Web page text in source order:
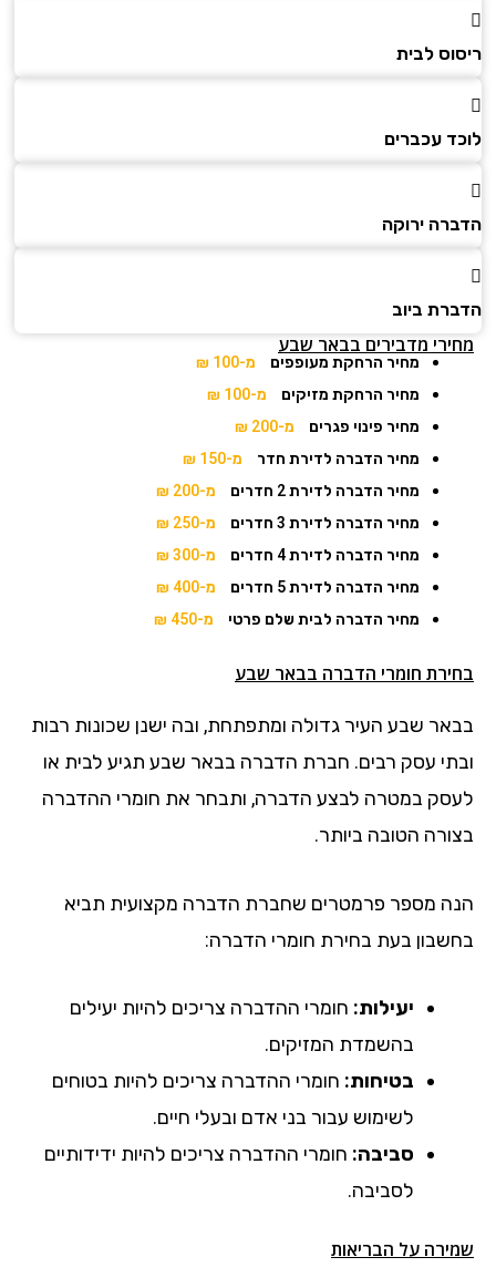
ריסוס לבית
לוכד עכברים
הדברה ירוקה
הדברת ביוב
מחירי מדבירים בבאר שבע
מחיר הרחקת מעופפים
מ-100 ₪
מחיר הרחקת מזיקים
מ-100 ₪
מחיר פינוי פגרים
מ-200 ₪
מחיר הדברה לדירת חדר
מ-150 ₪
מחיר הדברה לדירת 2 חדרים
מ-200 ₪
מחיר הדברה לדירת 3 חדרים
מ-250 ₪
מחיר הדברה לדירת 4 חדרים
מ-300 ₪
מחיר הדברה לדירת 5 חדרים
מ-400 ₪
מחיר הדברה לבית שלם פרטי
מ-450 ₪
בחירת חומרי הדברה בבאר שבע
בבאר שבע העיר גדולה ומתפתחת, ובה ישנן שכונות רבות
ובתי עסק רבים. חברת הדברה בבאר שבע תגיע לבית או
לעסק במטרה לבצע הדברה, ותבחר את חומרי ההדברה
בצורה הטובה ביותר.
הנה מספר פרמטרים שחברת הדברה מקצועית תביא
בחשבון בעת בחירת חומרי הדברה:
יעילות: חומרי ההדברה צריכים להיות יעילים
בהשמדת המזיקים.
בטיחות: חומרי ההדברה צריכים להיות בטוחים
לשימוש עבור בני אדם ובעלי חיים.
סביבה: חומרי ההדברה צריכים להיות ידידותיים
לסביבה.
שמירה על הבריאות